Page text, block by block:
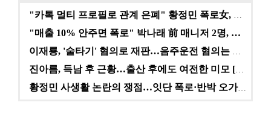
"카톡 멀티 프로필로 관계 은폐" 황정민 폭로女, 문자…
"매출 10% 안주면 폭로" 박나래 前 매니저 2명, …
이재룡, '술타기' 혐의로 재판…음주운전 혐의는 미적용…
진아름, 득남 후 근황…출산 후에도 여전한 미모 [스타…
황정민 사생활 논란의 쟁점…잇단 폭로·반박 오가는 소모…